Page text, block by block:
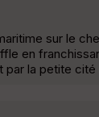
sur le
en
la petite